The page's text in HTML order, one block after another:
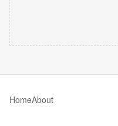
HomeAbout